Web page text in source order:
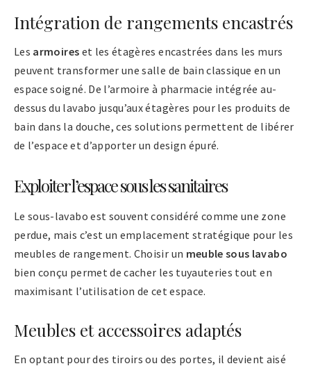
Intégration de rangements encastrés
Les armoires et les étagères encastrées dans les murs
peuvent transformer une salle de bain classique en un
espace soigné. De l’armoire à pharmacie intégrée au-
dessus du lavabo jusqu’aux étagères pour les produits de
bain dans la douche, ces solutions permettent de libérer
de l’espace et d’apporter un design épuré.
Exploiter l’espace sous les sanitaires
Le sous-lavabo est souvent considéré comme une zone
perdue, mais c’est un emplacement stratégique pour les
meubles de rangement. Choisir un meuble sous lavabo
bien conçu permet de cacher les tuyauteries tout en
maximisant l’utilisation de cet espace.
Meubles et accessoires adaptés
En optant pour des tiroirs ou des portes, il devient aisé